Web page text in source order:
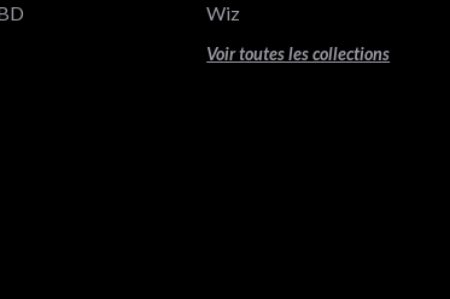
Wiz
Voir toutes les collections